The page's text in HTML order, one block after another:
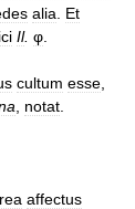
alia
Et
Il. φ
cultum esse
notat
affectus